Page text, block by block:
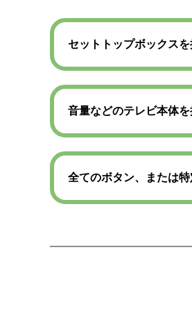
セットトップボックス
音量などのテレビ本体
全てのボタン、または